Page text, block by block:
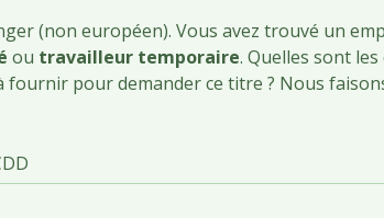
(non européen). Vous avez trouvé un
ou travailleur temporaire. Quelles sont
fournir pour demander ce titre ? Nous